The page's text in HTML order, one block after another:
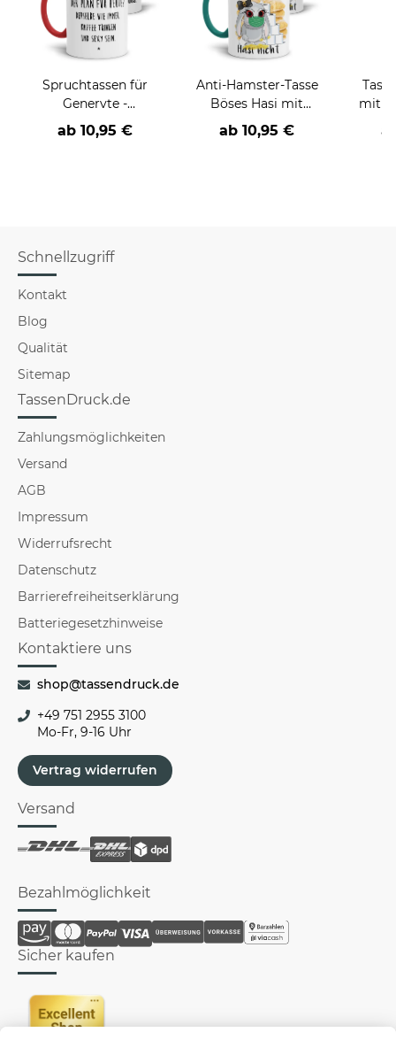
Spruchtassen für
Genervte -
verschiedene Farben
ab 10,95 €
Anti-Hamster-Tasse
Böses Hasi mit
Spruch - Klopapier
und Nudeln
ab 10,95 €
mit
Schnellzugriff
Kontakt
Blog
Qualität
Sitemap
TassenDruck.de
Zahlungsmöglichkeiten
Versand
AGB
Impressum
Widerrufsrecht
Datenschutz
Barrierefreiheitserklärung
Batteriegesetzhinweise
Kontaktiere uns
shop@tassendruck.de
+49 751 2955 3100
Mo-Fr, 9-16 Uhr
Vertrag widerrufen
Versand
Bezahlmöglichkeit
Sicher kaufen